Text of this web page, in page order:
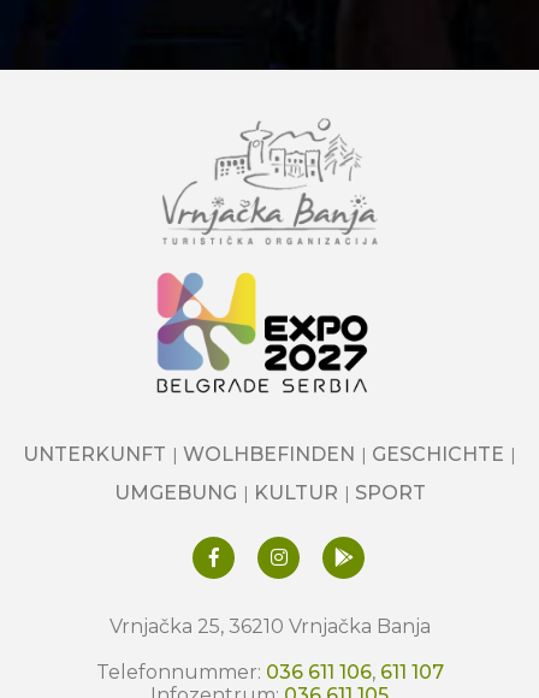
UNTERKUNFT WOLHBEFINDEN
GESCHICHTE
UMGEBUNG
KULTUR SPORT
Vrnjačka 25, 36210 Vrnjačka Banja
Telefonnummer: 036 611 106, 611 107